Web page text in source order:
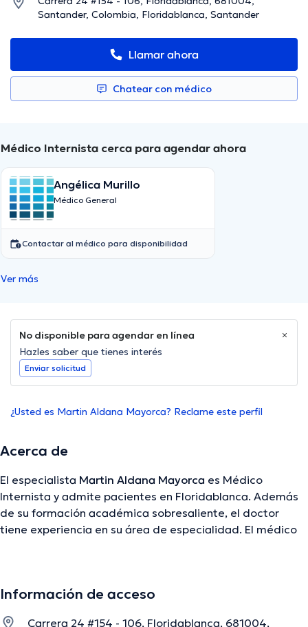
Santander, Colombia, Floridablanca, Santander
Llamar ahora
Chatear con médico
Médico Internista cerca para agendar ahora
Angélica Murillo
Médico General
Contactar al médico para disponibilidad
Ver más
No disponible para agendar en línea
Hazles saber que tienes interés
Enviar solicitud
¿Usted es Martin Aldana Mayorca? Reclame este perfil
Acerca de
El especialista Martin Aldana Mayorca es Médico
Internista y admite pacientes en Floridablanca. Además
de su formación académica sobresaliente, el doctor
tiene experiencia en su área de especialidad. El médico
Aldana Mayorca ha colaborado en abundantes
Información de acceso
Carrera 24 #154 - 106, Floridablanca, 681004,